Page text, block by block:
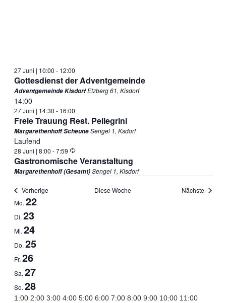
27 Juni | 10:00 - 12:00
Gottesdienst der Adventgemeinde
Adventgemeinde KisdorfEtzberg 61, Kisdorf
14:00
27 Juni | 14:30 - 16:00
Freie Trauung Rest. Pellegrini
Margarethenhoff ScheuneSengel 1, Ksdorf
Laufend
28 Juni | 8:00 -7:59 Wiederholung
Gastronomische Veranstaltung
Margarethenhoff (Gesamt)Sengel 1, Kisdorf
Vorherige Diese Woche Nächste
Woche
von
Veranstaltungen
Mo. 22
Di. 23
Mi. 24
Do. 25
Fr. 26
Sa. 27
So. 28
0:00
1:00 2:00 3:00 4:00 5:00 6:00 7:00 8:00 9:00 10:00 11:00